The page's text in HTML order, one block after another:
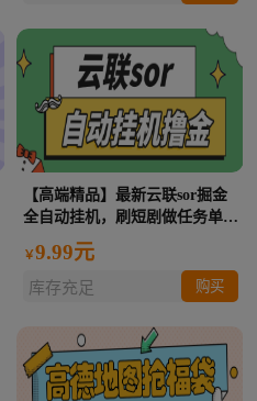
【高端精品】最新云联sor掘金
全自动挂机，刷短剧做任务单日
收益40+【挂机脚本+使用教
程】
￥9.99元
库存充足 购买